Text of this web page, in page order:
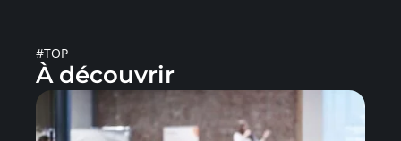
#TOP
À découvrir